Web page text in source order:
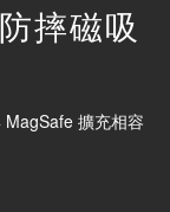
摔磁吸
擴充相容